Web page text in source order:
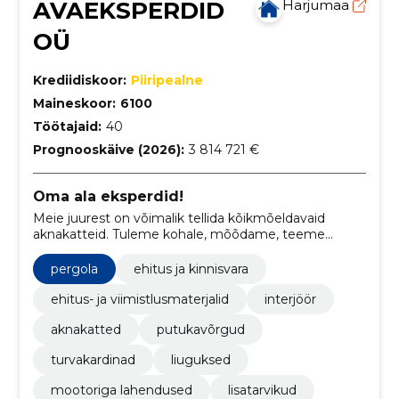
AVAEKSPERDID
OÜ
Harjumaa
Krediidiskoor: Piiripealne
Maineskoor: 6100
Töötajaid: 40
Prognooskäive (2026): 3 814 721 €
Oma ala eksperdid!
Meie juurest on võimalik tellida kõikmõeldavaid
aknakatteid. Tuleme kohale, mõõdame, teeme
valmis ja paigaldame. Tutvu meie laia tootevalikuga
kas meie kodulehel või külasta meie salonge
Tallinnas!
pergola
ehitus ja kinnisvara
ehitus- ja viimistlusmaterjalid
interjöör
aknakatted
putukavõrgud
turvakardinad
liuguksed
mootoriga lahendused
lisatarvikud